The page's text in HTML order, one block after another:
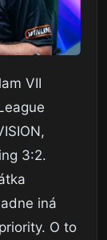
VII
3:2.
iná
O to